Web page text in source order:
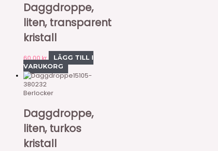
Daggdroppe,
liten, transparent
kristall
60,00kr
LÄGG TILL I
VARUKORG
15105-
380232
Berlocker
Daggdroppe,
liten, turkos
kristall